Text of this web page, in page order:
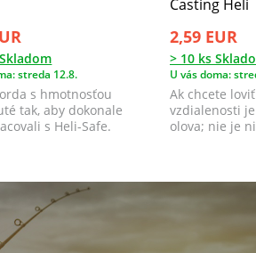
streda 12.8.
s hmotnosťou
tak, aby dokonale
s Heli-Safe.
Casting Heli
2,59 EUR
> 10 ks
U vás doma:
Ak chcete
vzdialenosti
olova; nie je